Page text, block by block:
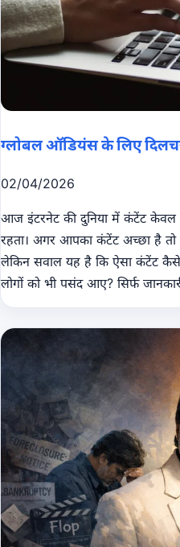
ग्लोबल ऑडियंस के लिए
02/04/2026
आज इंटरनेट की दुनिया में कंटेंट
रहता। अगर आपका कंटेंट अच्छा है तो
लेकिन सवाल यह है कि ऐसा कंटेंट
लोगों को भी पसंद आए? सिर्फ